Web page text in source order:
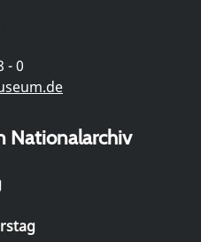
- 0
Nationalarchiv